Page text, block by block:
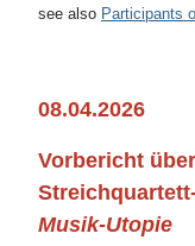
see also Participants
08.04.2026
Vorbericht
Musik-Utopie